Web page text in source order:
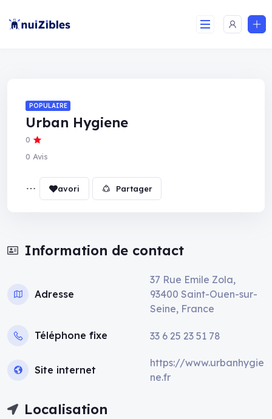
Urban Hygiene
POPULAIRE
0
0 Avis
Partager
Information de contact
Adresse
37 Rue Emile Zola,
93400 Saint-Ouen-sur-
Seine, France
Téléphone fixe 33 6 25 23 51 78
Site internet
https://www.urbanhygie
ne.fr
Localisation